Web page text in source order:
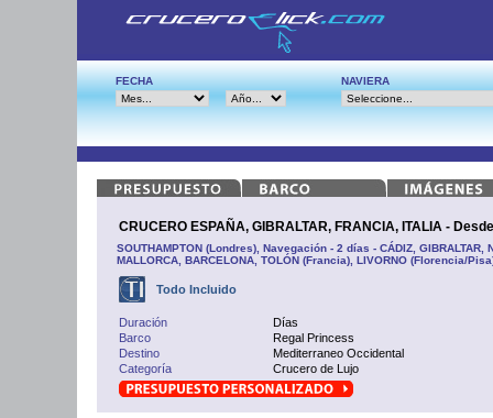
FECHA NAVIERA
CRUCERO ESPAÑA, GIBRALTAR, FRANCIA, ITALIA -
SOUTHAMPTON (Londres), Navegación - 2 días - CÁDIZ, GIBRALTAR,
MALLORCA, BARCELONA, TOLÓN (Francia), LIVORNO (Florencia/
Todo Incluido
Duración
Días
Barco
Regal Princess
Destino
Mediterraneo Occidental
Categoría
Crucero de Lujo